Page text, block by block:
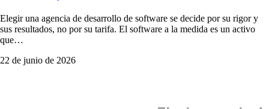
Elegir una agencia de desarrollo de software se decide por su rigor y
sus resultados, no por su tarifa. El software a la medida es un activo
que…
22 de junio de 2026